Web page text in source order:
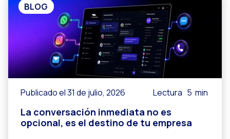
BLOG
Publicado el 31 de julio, 2026 Lectura 5 min
La conversación inmediata no es
opcional, es el destino de tu empresa